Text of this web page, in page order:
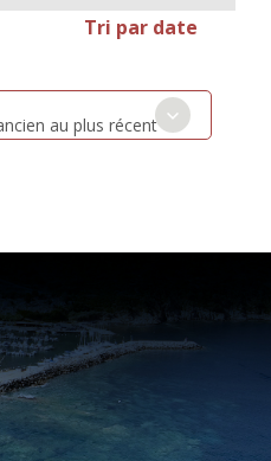
Tri par date
au plus récent